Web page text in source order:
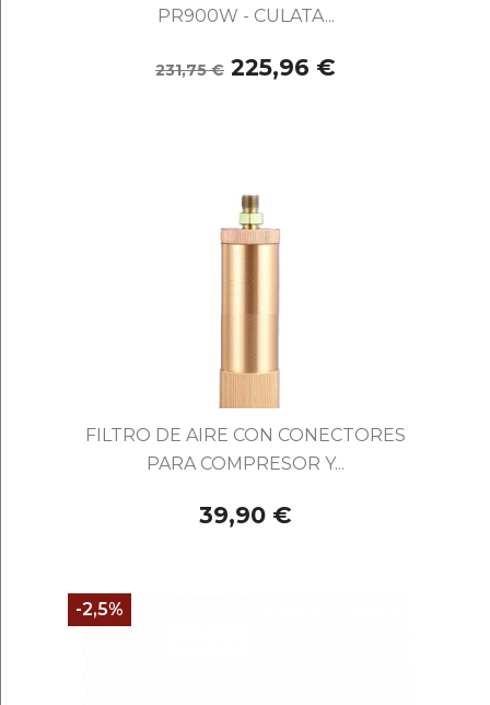
PR900W - CULATA...
231,75 € 225,96 €
FILTRO DE AIRE CON CONECTORES
PARA COMPRESOR Y...
39,90 €
-2,5%